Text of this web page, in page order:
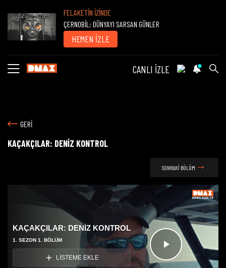
FELAKETİN İZİNDE
ÇERNOBİL: DÜNYAYI SARSAN GÜNLER
HEMEN İZLE
CANLI İZLE
GERİ
KAÇAKÇILAR: DENİZ KONTROL
SONRAKİ BÖLÜM
Videoyu
KAÇAKÇILAR: DENİZ KONTROL
1. SEZON 1. BÖLÜM
LİSTEME EKLE